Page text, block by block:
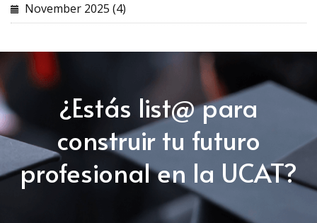
November 2025 (4)
¿Estás list@ para
construir tu futuro
profesional en la UCAT?